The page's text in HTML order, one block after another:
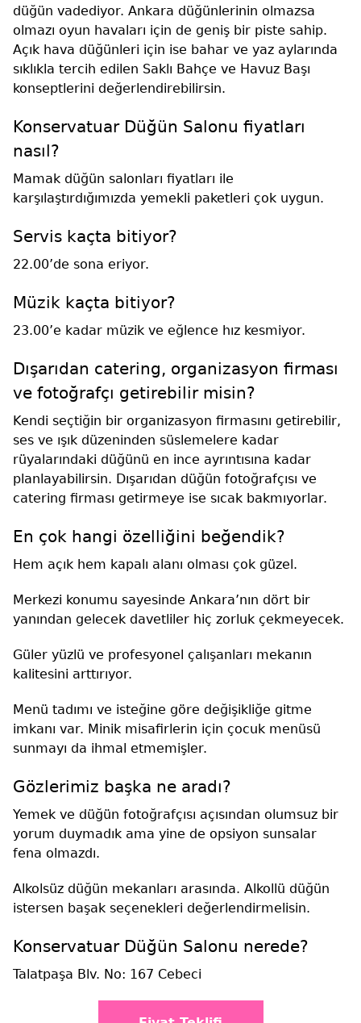
düğün vadediyor. Ankara düğünlerinin olmazsa
olmazı oyun havaları için de geniş bir piste sahip.
Açık hava düğünleri için ise bahar ve yaz aylarında
sıklıkla tercih edilen Saklı Bahçe ve Havuz Başı
konseptlerini değerlendirebilirsin.
Konservatuar Düğün Salonu fiyatları
nasıl?
Mamak düğün salonları fiyatları ile
karşılaştırdığımızda yemekli paketleri çok uygun.
Servis kaçta bitiyor?
22.00’de sona eriyor.
Müzik kaçta bitiyor?
23.00’e kadar müzik ve eğlence hız kesmiyor.
Dışarıdan catering, organizasyon firması
ve fotoğrafçı getirebilir misin?
Kendi seçtiğin bir organizasyon firmasını getirebilir,
ses ve ışık düzeninden süslemelere kadar
rüyalarındaki düğünü en ince ayrıntısına kadar
planlayabilirsin. Dışarıdan düğün fotoğrafçısı ve
catering firması getirmeye ise sıcak bakmıyorlar.
En çok hangi özelliğini beğendik?
Hem açık hem kapalı alanı olması çok güzel.
Merkezi konumu sayesinde Ankara’nın dört bir
yanından gelecek davetliler hiç zorluk çekmeyecek.
Güler yüzlü ve profesyonel çalışanları mekanın
kalitesini arttırıyor.
Menü tadımı ve isteğine göre değişikliğe gitme
imkanı var. Minik misafirlerin için çocuk menüsü
sunmayı da ihmal etmemişler.
Gözlerimiz başka ne aradı?
Yemek ve düğün fotoğrafçısı açısından olumsuz bir
yorum duymadık ama yine de opsiyon sunsalar
fena olmazdı.
Alkolsüz düğün mekanları arasında. Alkollü düğün
istersen başak seçenekleri değerlendirmelisin.
Konservatuar Düğün Salonu nerede?
Talatpaşa Blv. No: 167 Cebeci